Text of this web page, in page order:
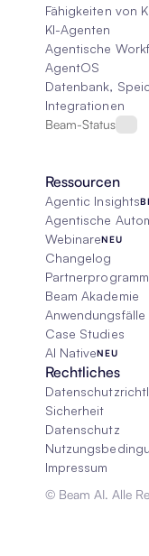
Fähigkeiten von
KI-Agenten
Agentische
AgentOS
Datenbank,
Integrationen
Beam-Status
Ressourcen
Agentic Insights
Agentische
WebinareNEU
Changelog
Partnerprogramm
Beam Akademie
Anwendungsfälle
Case Studies
AI NativeNEU
Rechtliches
Sicherheit
Datenschutz
Impressum
© Beam AI. Alle